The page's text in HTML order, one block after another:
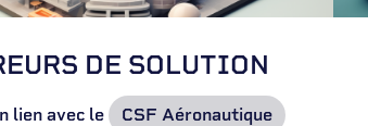
DE SOLUTION
lien avec le CSF Aéronautique